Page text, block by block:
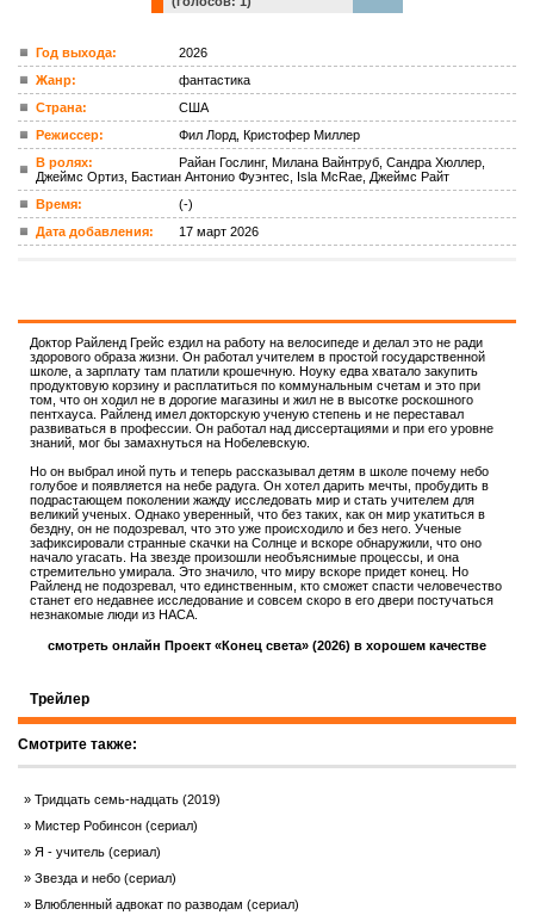
ком.
Год выхода:
2026
Жанр:
фантастика
Страна:
США
Режиссер:
Фил Лорд, Кристофер Миллер
В ролях:
Райан Гослинг, Милана Вайнтруб, Сандра Хюллер,
Джеймс Ортиз, Бастиан Антонио Фуэнтес, Isla McRae, Джеймс Райт
Время:
(-)
Дата добавления:
17 март 2026
Доктор Райленд Грейс ездил на работу на велосипеде и делал это не ради
здорового образа жизни. Он работал учителем в простой государственной
школе, а зарплату там платили крошечную. Ноуку едва хватало закупить
продуктовую корзину и расплатиться по коммунальным счетам и это при
том, что он ходил не в дорогие магазины и жил не в высотке роскошного
пентхауса. Райленд имел докторскую ученую степень и не переставал
развиваться в профессии. Он работал над диссертациями и при его уровне
знаний, мог бы замахнуться на Нобелевскую.
Но он выбрал иной путь и теперь рассказывал детям в школе почему небо
голубое и появляется на небе радуга. Он хотел дарить мечты, пробудить в
подрастающем поколении жажду исследовать мир и стать учителем для
великий ученых. Однако уверенный, что без таких, как он мир укатиться в
бездну, он не подозревал, что это уже происходило и без него. Ученые
зафиксировали странные скачки на Солнце и вскоре обнаружили, что оно
начало угасать. На звезде произошли необъяснимые процессы, и она
стремительно умирала. Это значило, что миру вскоре придет конец. Но
Райленд не подозревал, что единственным, кто сможет спасти человечество
станет его недавнее исследование и совсем скоро в его двери постучаться
незнакомые люди из НАСА.
смотреть онлайн Проект «Конец света» (2026) в хорошем качестве
Трейлер
Смотрите также:
Тридцать семь-надцать (2019)
Мистер Робинсон (сериал)
Я - учитель (сериал)
Звезда и небо (сериал)
Влюбленный адвокат по разводам (сериал)